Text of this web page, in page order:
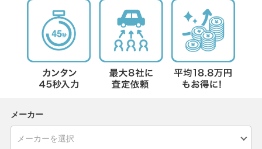
メーカー